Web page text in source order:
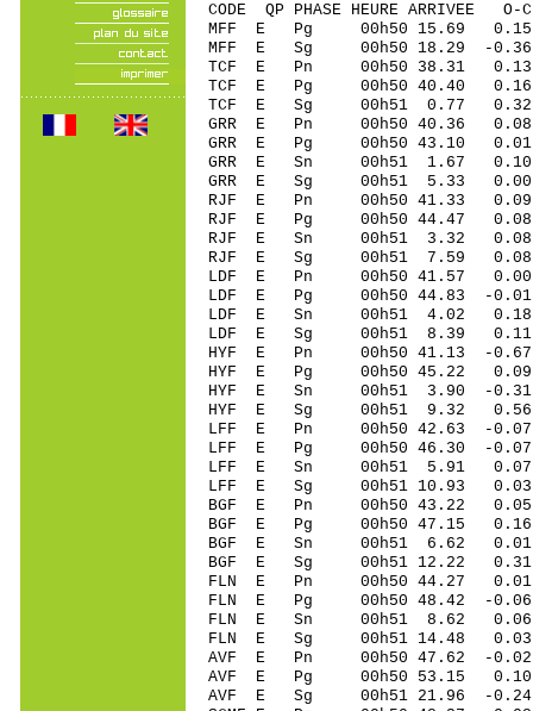
CODE QP PHASE HEURE
MFF E Pg 00h50 15.69 0.15
MFF E Sg 00h50 18.29 -
TCF E Pn 00h50 38.31 0.13
TCF E Pg 00h50 40.40 0.16
TCF E Sg 00h51 0.77
GRR E Pn 00h50 40.36 0.08
GRR E Pg 00h50 43.10 0.01
GRR E Sn 00h51 1.67 0.10
GRR E Sg 00h51 5.33
RJF E Pn 00h50 41.33 0.09
RJF E Pg 00h50 44.47 0.08
RJF E Sn 00h51 3.32 0.08
RJF E Sg 00h51 7.59
LDF E Pn 00h50 41.57 0.00
LDF E Pg 00h50 44.83 -0.01
LDF E Sn 00h51 4.02 0.18
LDF E Sg 00h51 8.39
HYF E Pn 00h50 41.13 -
HYF E Pg 00h50 45.22 0.09
HYF E Sn 00h51 3.90 -0.31
HYF E Sg 00h51 9.32 0.56
LFF E Pn 00h50 42.63 -0.07
LFF E Pg 00h50 46.30 -0.07
LFF E Sn 00h51 5.91 0.07
LFF E Sg 00h51 10.93
BGF E Pn 00h50 43.22 0.05
BGF E Pg 00h50 47.15 0.16
BGF E Sn 00h51 6.62 0.01
BGF E Sg 00h51 12.22
FLN E Pn 00h50 44.27 0.01
FLN E Pg 00h50 48.42 -0.06
FLN E Sn 00h51 8.62 0.06
FLN E Sg 00h51 14.48
AVF E Pn 00h50 47.62 -
AVF E Pg 00h50 53.15 0.10
AVF E Sg 00h51 21.96 -